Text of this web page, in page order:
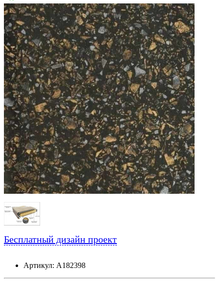
Бесплатный дизайн проект
Артикул: А182398